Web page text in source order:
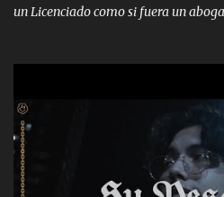
un Licenciado como si fuera un
corriente no quieren verte subir de
A veces me pongo un sombrero a
con la mirada siempre en alto A
me fajó una Glock siempre armado
traigo El chiste es que hago lo que